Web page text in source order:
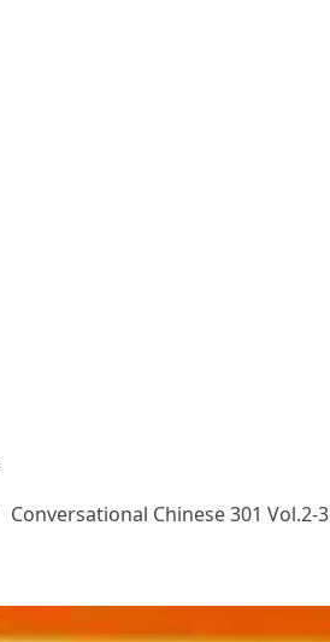
Conversational Chinese 301 Vol.2-3